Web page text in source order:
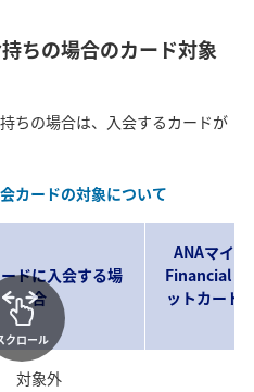
ちの場合のカード対象
ちの場合は、入会するカードが
カードの対象について
ドに入会する場
合
ANAマイ
Financial
ットカード
対象外
クロール